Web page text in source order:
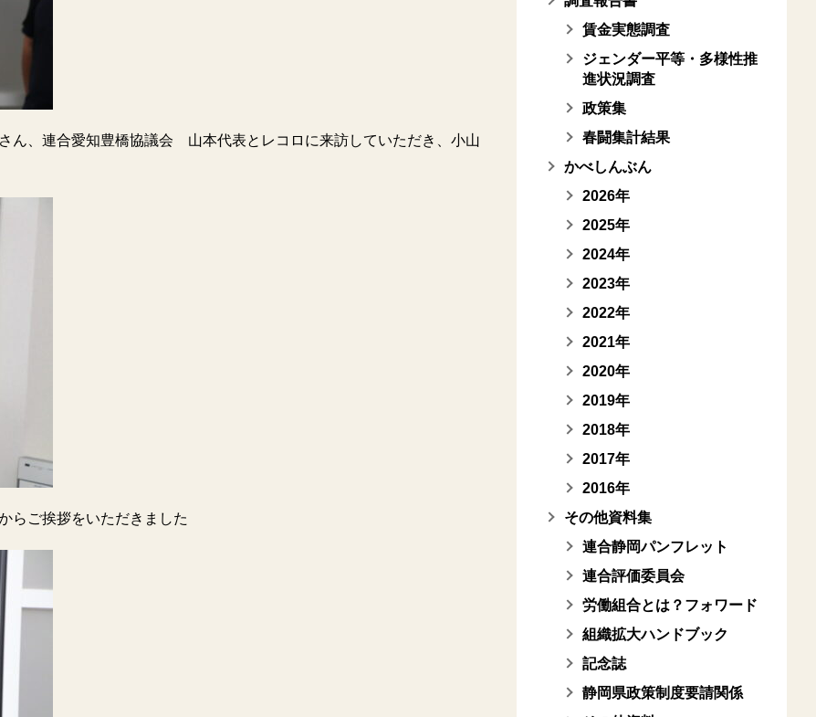
、連合愛知豊橋協議会 山本代表とレコロに来訪していただき、小山
らご挨拶をいただきました
賃金実態調査
ジェンダー平等・多様性推
進状況調査
政策集
春闘集計結果
かべしんぶん
2026年
2025年
2024年
2023年
2022年
2021年
2020年
2019年
2018年
2017年
2016年
その他資料集
連合静岡パンフレット
連合評価委員会
労働組合とは？フォワード
組織拡大ハンドブック
記念誌
静岡県政策制度要請関係